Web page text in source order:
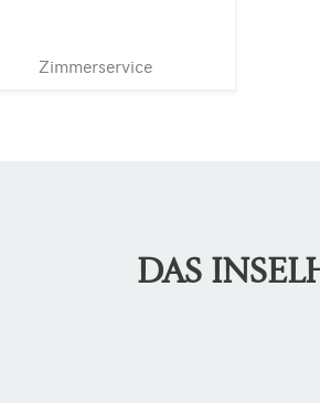
Zimmerservice
DAS